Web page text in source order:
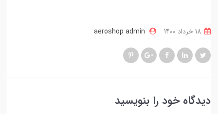
aeroshop admin
دیدگاه خود را بنویسید